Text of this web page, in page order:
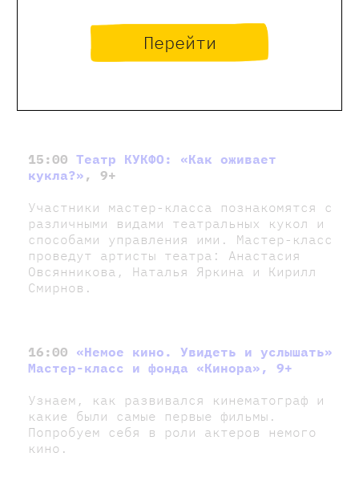
Перейти
ветров: бумажный двигатель»
, 6+
Каждый участник соберет свою гигантскую
15:00 Театр КУКФО: «Как оживает
кукла?» , 9+
Участники мастер-класса познакомятся с
различными видами театральных кукол и
способами управления ими. Мастер-класс
проведут артисты театра: Анастасия
Овсянникова, Наталья Яркина и Кирилл
Смирнов.
16:00 «Немое кино. Увидеть и услышать»
Мастер-класс и фонда «Кинора», 9+
Узнаем, как развивался кинематограф и
какие были самые первые фильмы.
Попробуем себя в роли актеров немого
кино.